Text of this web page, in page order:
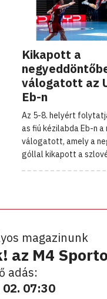
Kikapott a
válogatott az
Eb-n
Az 5-8. helyért
as fiú kézilabda Eb-n a
válogatott, amely a
góllal kikapott a
magazinunk
az M4
adás:
02. 07:30